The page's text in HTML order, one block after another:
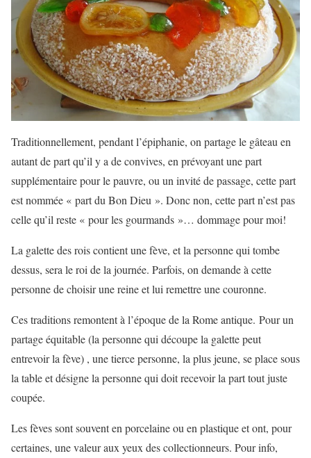
Traditionnellement, pendant l’épiphanie, on partage le gâteau en
autant de part qu’il y a de convives, en prévoyant une part
supplémentaire pour le pauvre, ou un invité de passage, cette part
est nommée « part du Bon Dieu ». Donc non, cette part n’est pas
celle qu’il reste « pour les gourmands »… dommage pour moi!
La galette des rois contient une fève, et la personne qui tombe
dessus, sera le roi de la journée. Parfois, on demande à cette
personne de choisir une reine et lui remettre une couronne.
Ces traditions remontent à l’époque de la Rome antique. Pour un
partage équitable (la personne qui découpe la galette peut
entrevoir la fève) , une tierce personne, la plus jeune, se place sous
la table et désigne la personne qui doit recevoir la part tout juste
coupée.
Les fèves sont souvent en porcelaine ou en plastique et ont, pour
certaines, une valeur aux yeux des collectionneurs. Pour info,